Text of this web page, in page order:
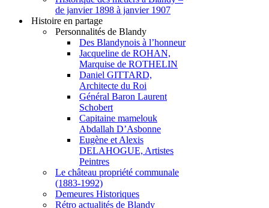
de janvier 1898 à janvier 1907
Histoire en partage
Personnalités de Blandy
Des Blandynois à l’honneur
Jacqueline de ROHAN,
Marquise de ROTHELIN
Daniel GITTARD,
Architecte du Roi
Général Baron Laurent
Schobert
Capitaine mamelouk
Abdallah D’Asbonne
Eugène et Alexis
DELAHOGUE, Artistes
Peintres
Le château propriété communale
(1883-1992)
Demeures Historiques
Rétro actualités de Blandy